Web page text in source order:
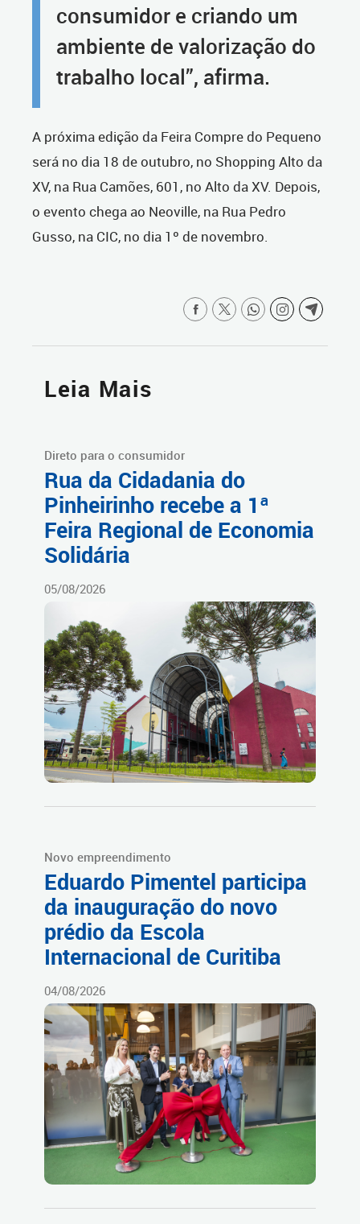
consumidor e criando um
ambiente de valorização do
trabalho local”, afirma.
A próxima edição da Feira Compre do Pequeno
será no dia 18 de outubro, no Shopping Alto da
XV, na Rua Camões, 601, no Alto da XV. Depois,
o evento chega ao Neoville, na Rua Pedro
Gusso, na CIC, no dia 1º de novembro.
Leia Mais
Direto para o consumidor
Rua da Cidadania do
Pinheirinho recebe a 1ª
Feira Regional de Economia
Solidária
05/08/2026
Novo empreendimento
Eduardo Pimentel participa
da inauguração do novo
prédio da Escola
Internacional de Curitiba
04/08/2026